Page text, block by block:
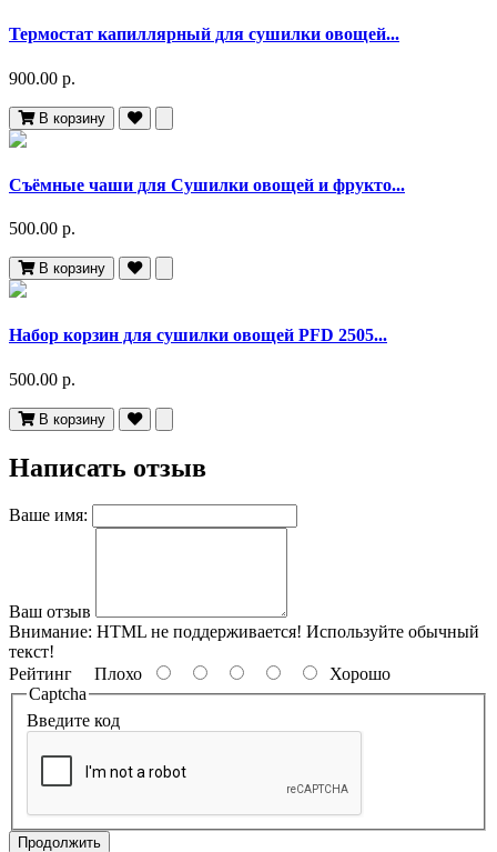
Термостат капиллярный для сушилки овощей...
900.00 р.
В корзину
Съёмные чаши для Сушилки овощей и фрукто...
500.00 р.
В корзину
Набор корзин для сушилки овощей PFD 2505...
500.00 р.
В корзину
Написать отзыв
Ваше имя:
Ваш отзыв
Внимание: HTML не поддерживается! Используйте обычный
текст!
Рейтинг Плохо
Хорошо
Captcha
Введите код
Продолжить